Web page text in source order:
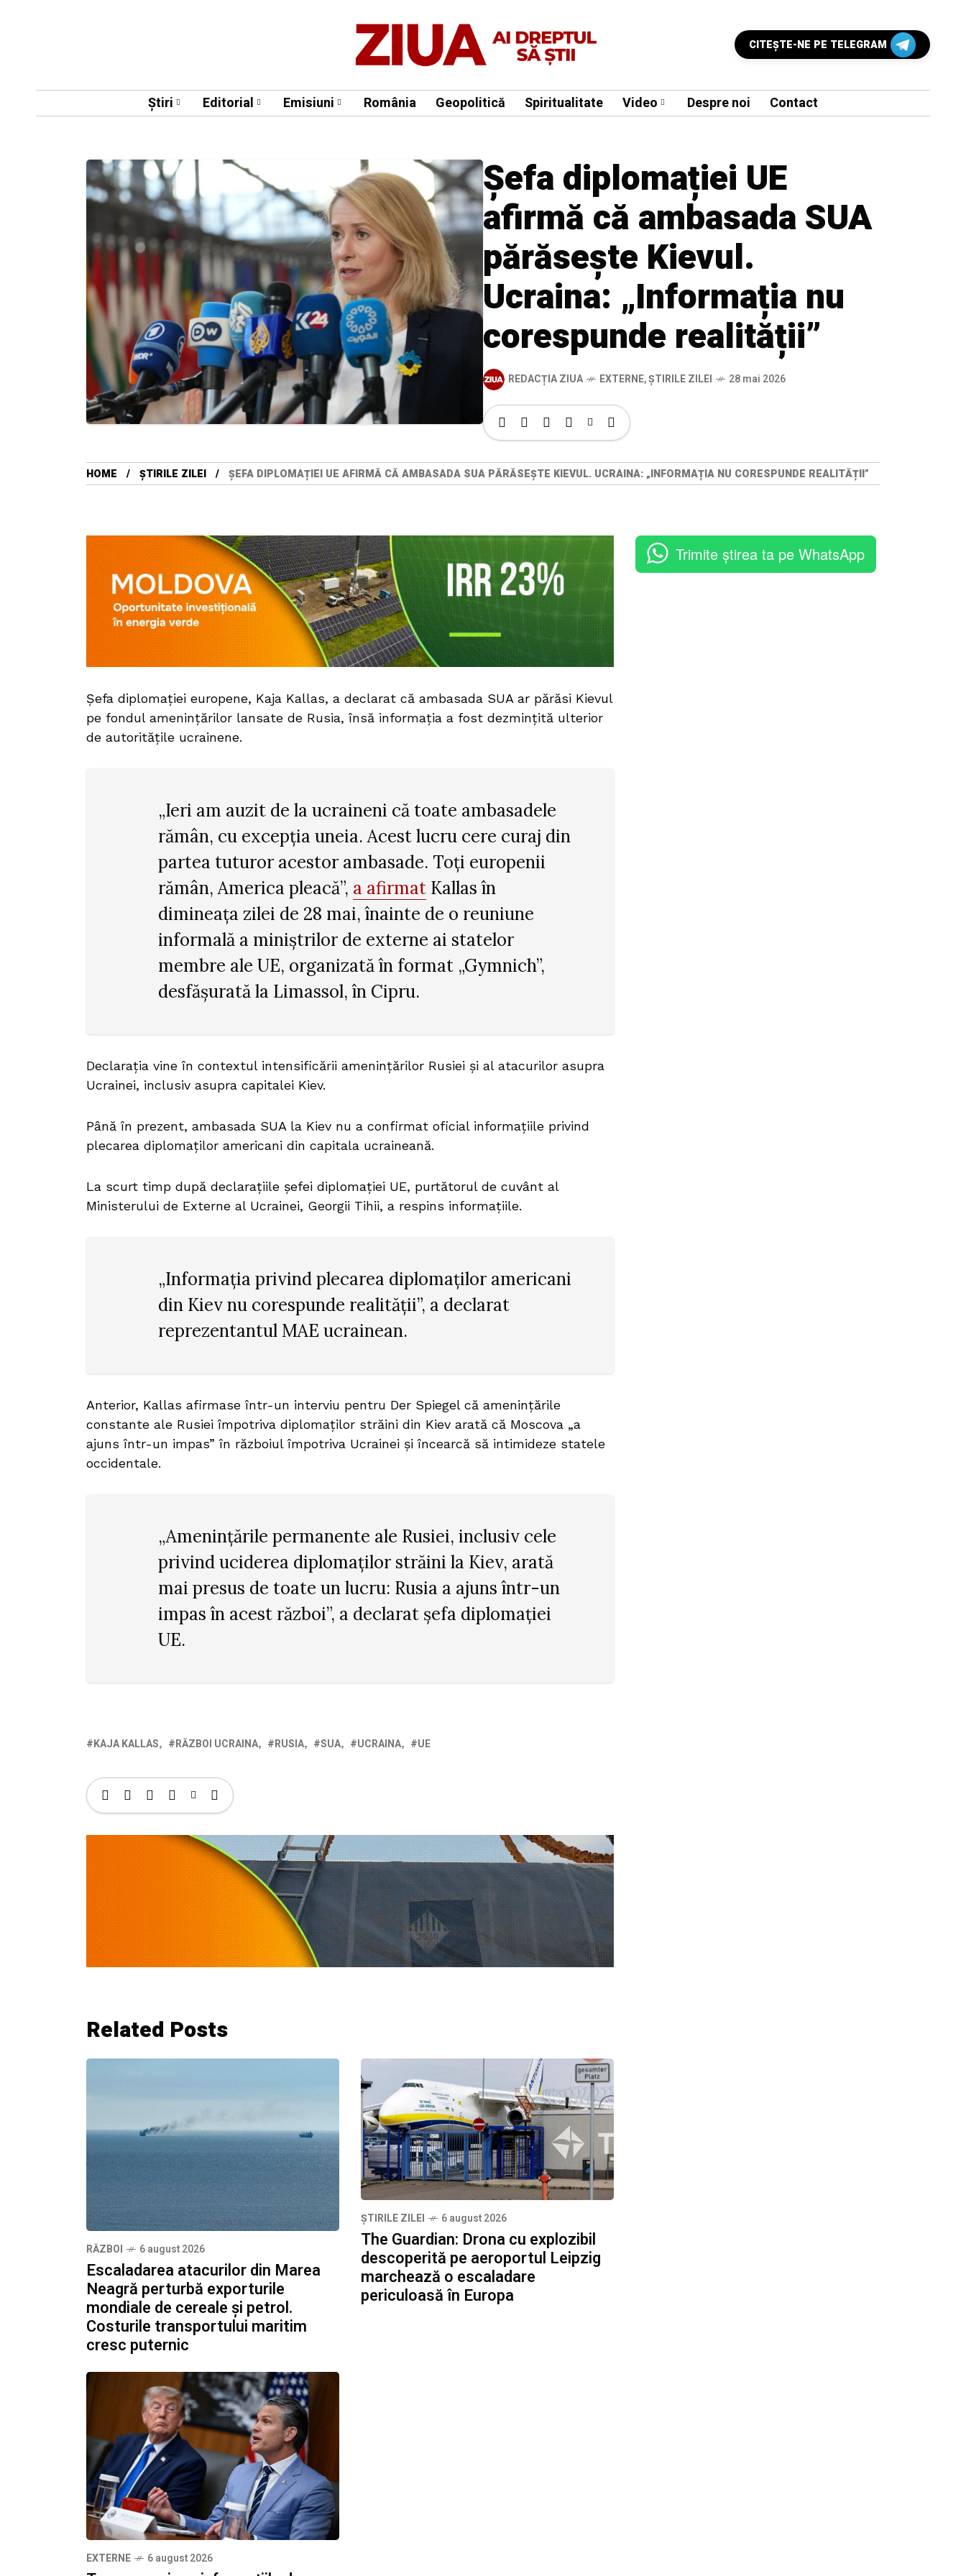
CITEŞTE-NE PE TELEGRAM
Știri Editorial Emisiuni România Geopolitică Spiritualitate Video Despre noi Contact
Șefa diplomației UE
afirmă că ambasada SUA
părăsește Kievul.
Ucraina: „Informația nu
corespunde realității”
REDACȚIA ZIUA EXTERNE,ȘTIRILE ZILEI 28 mai 2026
HOME ȘTIRILE ZILEI ȘEFA DIPLOMAȚIEI UE AFIRMĂ CĂ AMBASADA SUA PĂRĂSEȘTE KIEVUL. UCRAINA: „INFORMAȚIA NU CORESPUNDE REALITĂȚII”
Șefa diplomației europene, Kaja Kallas, a declarat că ambasada SUA ar părăsi Kievul
pe fondul amenințărilor lansate de Rusia, însă informația a fost dezmințită ulterior
de autoritățile ucrainene.
„Ieri am auzit de la ucraineni că toate ambasadele
rămân, cu excepția uneia. Acest lucru cere curaj din
partea tuturor acestor ambasade. Toți europenii
rămân, America pleacă”, a afirmat Kallas în
dimineața zilei de 28 mai, înainte de o reuniune
informală a miniștrilor de externe ai statelor
membre ale UE, organizată în format „Gymnich”,
desfășurată la Limassol, în Cipru.
Declarația vine în contextul intensificării amenințărilor Rusiei și al atacurilor asupra
Ucrainei, inclusiv asupra capitalei Kiev.
Până în prezent, ambasada SUA la Kiev nu a confirmat oficial informațiile privind
plecarea diplomaților americani din capitala ucraineană.
La scurt timp după declarațiile șefei diplomației UE, purtătorul de cuvânt al
Ministerului de Externe al Ucrainei, Georgii Tihii, a respins informațiile.
„Informația privind plecarea diplomaților americani
din Kiev nu corespunde realității”, a declarat
reprezentantul MAE ucrainean.
Anterior, Kallas afirmase într-un interviu pentru Der Spiegel că amenințările
constante ale Rusiei împotriva diplomaților străini din Kiev arată că Moscova „a
ajuns într-un impas” în războiul împotriva Ucrainei și încearcă să intimideze statele
occidentale.
„Amenințările permanente ale Rusiei, inclusiv cele
privind uciderea diplomaților străini la Kiev, arată
mai presus de toate un lucru: Rusia a ajuns într-un
impas în acest război”, a declarat șefa diplomației
UE.
KAJA KALLAS RĂZBOI UCRAINA RUSIA SUA UCRAINA UE
Related Posts
RĂZBOI 6 august 2026
Escaladarea atacurilor din Marea
Neagră perturbă exporturile
mondiale de cereale și petrol.
Costurile transportului maritim
cresc puternic
ȘTIRILE ZILEI 6 august 2026
The Guardian: Drona cu explozibil
descoperită pe aeroportul Leipzig
marchează o escaladare
periculoasă în Europa
EXTERNE 6 august 2026
Trimite știrea ta pe WhatsApp